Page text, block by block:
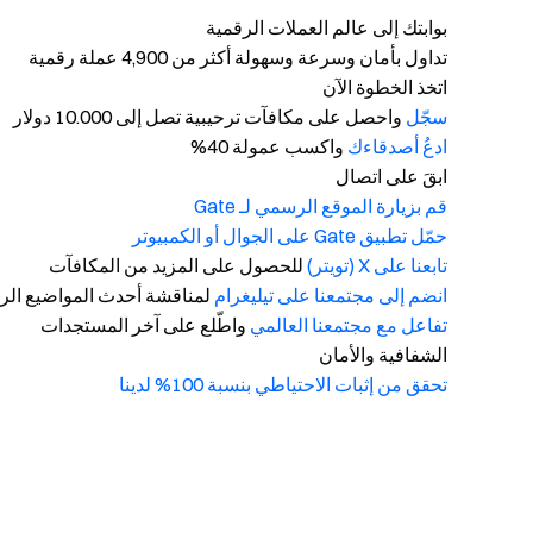
بوابتك إلى عالم العملات الرقمية
تداول بأمان وسرعة وسهولة أكثر من 4,900 عملة رقمية
اتخذ الخطوة الآن
سجّل واحصل على مكافآت ترحيبية تصل إلى 10.000 دولار
ادعُ أصدقاءك واكسب عمولة 40%
ابقَ على اتصال
قم بزيارة الموقع الرسمي لـ Gate
حمّل تطبيق Gate على الجوال أو الكمبيوتر
تابعنا على X (تويتر)
للحصول على المزيد من المكافآت
انضم إلى مجتمعنا على تيليغرام لمناقشة أحدث المواضيع
تفاعل مع مجتمعنا العالمي واطّلع على آخر المستجدات
الشفافية والأمان
تحقق من إثبات الاحتياطي بنسبة 100% لدينا